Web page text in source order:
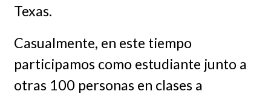
Texas.
Casualmente, en este tiempo
participamos como estudiante junto a
otras 100 personas en clases a